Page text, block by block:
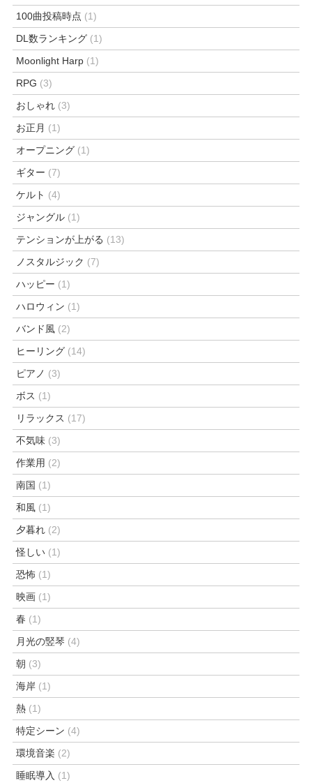
100曲投稿時点 (1)
DL数ランキング (1)
Moonlight Harp (1)
RPG (3)
おしゃれ (3)
お正月 (1)
オープニング (1)
ギター (7)
ケルト (4)
ジャングル (1)
テンションが上がる (13)
ノスタルジック (7)
ハッピー (1)
ハロウィン (1)
バンド風 (2)
ヒーリング (14)
ピアノ (3)
ボス (1)
リラックス (17)
不気味 (3)
作業用 (2)
南国 (1)
和風 (1)
夕暮れ (2)
怪しい (1)
恐怖 (1)
映画 (1)
春 (1)
月光の竪琴 (4)
朝 (3)
海岸 (1)
熱 (1)
特定シーン (4)
環境音楽 (2)
睡眠導入 (1)